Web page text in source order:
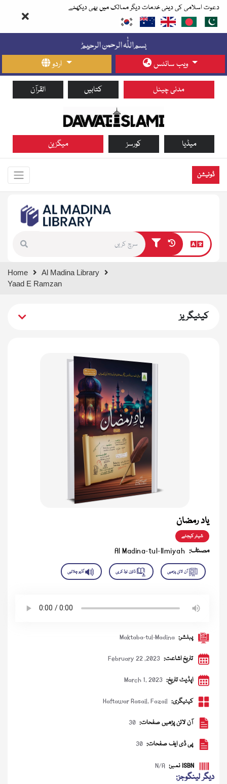
دعوت اسلامی کی دینی خدمات دیگر ممالک میں بھی دیکھئے
اردو ویب سائٹس
القرآن کتابیں مدنی چینل
میگزین کورسز میڈیا
ڈونیشن
results.
Home
Al Madina Library
Yaad E Ramzan
کیٹیگریز
یاد رمضان
شیئر کیجئے
مصنف: Al Madina-tul-Ilmiyah
پبلشر: Maktaba-tul-Madina
تاریخ اشاعت: February 22 ,2023
اپڈیٹ تاریخ: March 1, 2023
کیٹیگری: Fazail
,
Haftawar Rasail
آن لائن پڑھیں صفحات: 30
پی ڈی ایف صفحات: 30
ISBN نمبر: N/A
دیگر لینگوجز: